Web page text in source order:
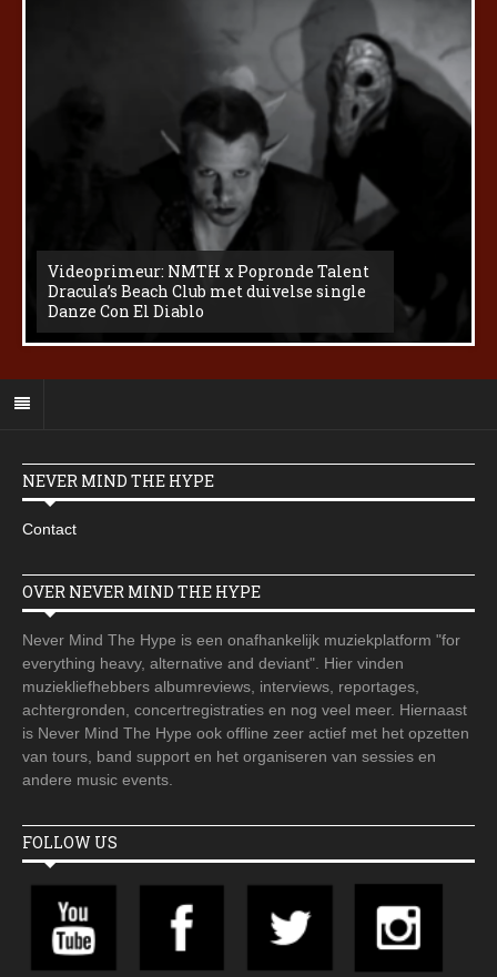
Videoprimeur: NMTH x Popronde Talent
Dracula’s Beach Club met duivelse single
Danze Con El Diablo
NEVER MIND THE HYPE
Contact
OVER NEVER MIND THE HYPE
Never Mind The Hype is een onafhankelijk muziekplatform "for
everything heavy, alternative and deviant". Hier vinden
muziekliefhebbers albumreviews, interviews, reportages,
achtergronden, concertregistraties en nog veel meer. Hiernaast
is Never Mind The Hype ook offline zeer actief met het opzetten
van tours, band support en het organiseren van sessies en
andere music events.
FOLLOW US